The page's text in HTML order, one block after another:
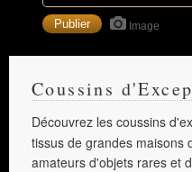
Image
Coussins
Découvrez les coussins
tissus de grandes maisons
amateurs d'objets rares et